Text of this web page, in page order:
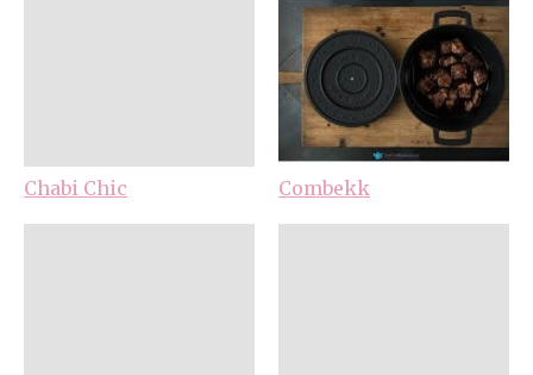
Chabi Chic Combekk